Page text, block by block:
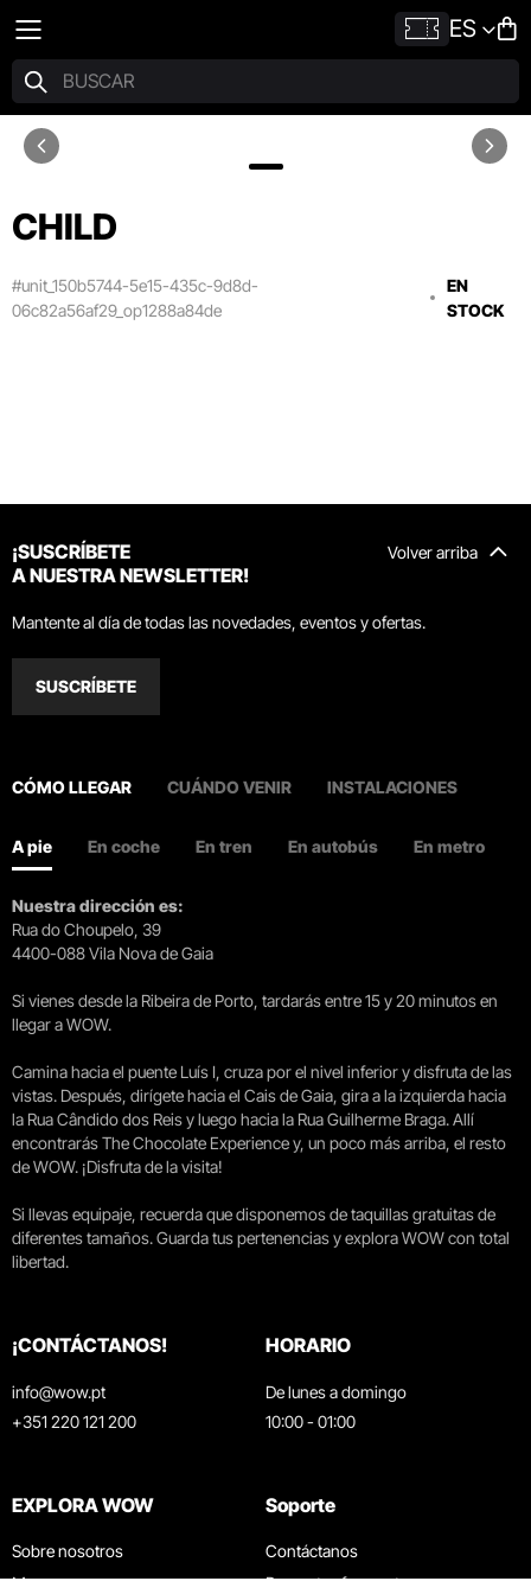
ES
CHILD
#unit_150b5744-5e15-435c-9d8d-
06c82a56af29_op1288a84de
EN
STOCK
Volver arriba
¡SUSCRÍBETE
A NUESTRA NEWSLETTER!
Mantente al día de todas las novedades, eventos y ofertas.
SUSCRÍBETE
CÓMO LLEGAR CUÁNDO VENIR INSTALACIONES
A pie En coche En tren En autobús En metro
Nuestra dirección es:
Rua do Choupelo, 39
4400-088 Vila Nova de Gaia
Si vienes desde la Ribeira de Porto, tardarás entre 15 y 20 minutos en
llegar a WOW.
Camina hacia el puente Luís I, cruza por el nivel inferior y disfruta de las
vistas. Después, dirígete hacia el Cais de Gaia, gira a la izquierda hacia
la Rua Cândido dos Reis y luego hacia la Rua Guilherme Braga. Allí
encontrarás The Chocolate Experience y, un poco más arriba, el resto
de WOW. ¡Disfruta de la visita!
Si llevas equipaje, recuerda que disponemos de taquillas gratuitas de
diferentes tamaños. Guarda tus pertenencias y explora WOW con total
libertad.
¡CONTÁCTANOS!
info@wow.pt
+351 220 121 200
HORARIO
De lunes a domingo
10:00 - 01:00
EXPLORA WOW
Sobre nosotros
Museos
Soporte
Contáctanos
Preguntas frecuentes